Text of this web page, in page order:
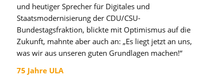
und heutiger Sprecher für Digitales und
Staatsmodernisierung der CDU/CSU-
Bundestagsfraktion, blickte mit Optimismus auf die
Zukunft, mahnte aber auch an: „Es liegt jetzt an uns,
was wir aus unseren guten Grundlagen machen!“
75 Jahre ULA